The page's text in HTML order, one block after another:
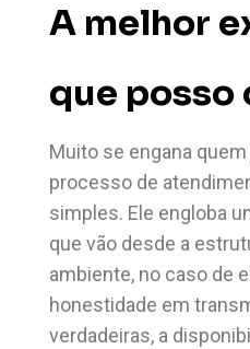
A melhor
que posso
Muito se engana
processo de
simples. Ele engloba
que vão desde a
ambiente, no caso de
honestidade em
verdadeiras, a